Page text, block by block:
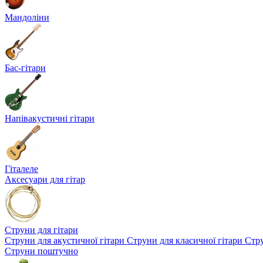
Мандоліни
Бас-гітари
Напівакустичні гітари
Гіталеле
Аксесуари для гітар
Струни для гітари
Струни для акустичної гітари Струни для класичної гітари
Струни поштучно